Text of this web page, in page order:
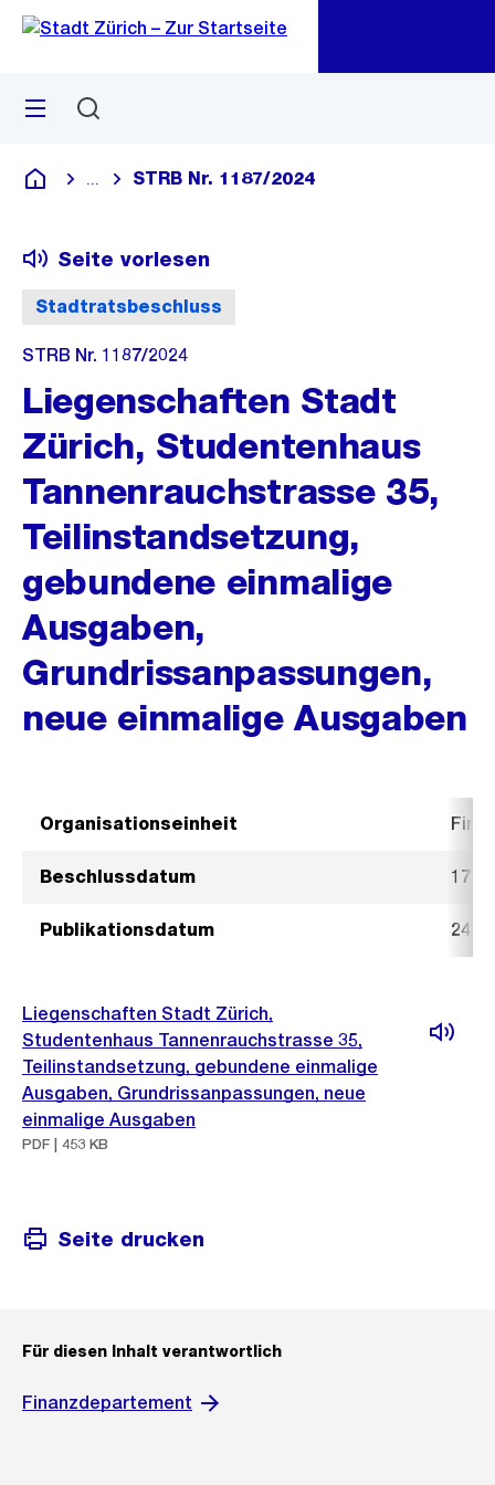
Navigation
Sprunglink
Menü
Deutsch
Blende alle Breadcrumbs ein
STRB Nr. 1187/2024
Stadtratsbeschluss
Seite vorlesen
STRB Nr. 1187/2024
Liegenschaften Stadt
Zürich, Studentenhaus
Tannenrauchstrasse 35,
Teilinstandsetzung,
gebundene einmalige
Ausgaben,
Grundrissanpassungen,
neue einmalige Ausgaben
Organisationseinheit
Beschlussdatum 17.
Publikationsdatum 24.
Liegenschaften Stadt Zürich,
Studentenhaus Tannenrauchstrasse 35,
Teilinstandsetzung, gebundene einmalige
Ausgaben, Grundrissanpassungen, neue
einmalige Ausgaben
PDF | 453 KB
Seite drucken
Für diesen Inhalt verantwortlich
Finanzdepartement